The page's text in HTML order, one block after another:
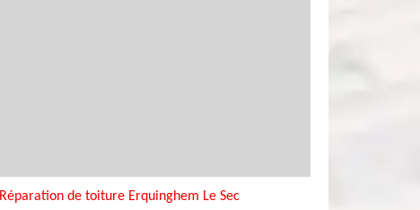
Réparation de toiture Erquinghem Le Sec